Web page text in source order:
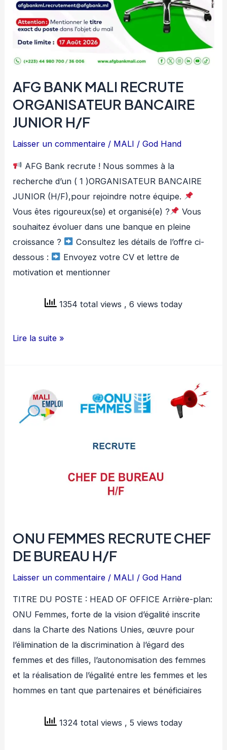
AFG BANK MALI RECRUTE
ORGANISATEUR BANCAIRE
JUNIOR H/F
Laisser un commentaire / MALI /God Hand
AFG Bank recrute ! Nous sommes à la
recherche d’un ( 1 )ORGANISATEUR BANCAIRE
JUNIOR (H/F),pour rejoindre notre équipe.
Vous êtes rigoureux(se) et organisé(e) ?
Vous
souhaitez évoluer dans une banque en pleine
croissance ?
Consultez les détails de l’offre ci-
dessous :
Envoyez votre CV et lettre de
motivation et mentionner
1354 total views , 6 views today
AFG
ORGANISATEUR
BANCAIRE
Lire la suite »
ONU FEMMES RECRUTE CHEF
DE BUREAU H/F
Laisser un commentaire / MALI /God Hand
TITRE DU POSTE : HEAD OF OFFICE Arrière-plan:
ONU Femmes, forte de la vision d’égalité inscrite
dans la Charte des Nations Unies, œuvre pour
l’élimination de la discrimination à l’égard des
femmes et des filles, l’autonomisation des femmes
et la réalisation de l’égalité entre les femmes et les
hommes en tant que partenaires et bénéficiaires
1324 total views , 5 views today